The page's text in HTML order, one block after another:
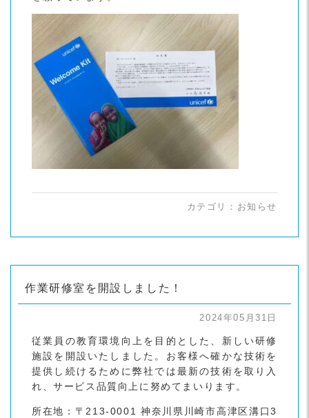
カテゴリ： お知らせ
作業研修室を開設しました！
2024年05月31日
従業員の教育環境向上を目的とした、新しい研修
施設を開設いたしました。お客様へ確かな技術を
提供し続けるために弊社では最新の技術を取り入
れ、サービス品質向上に努めてまいります。
所在地：〒213-0001 神奈川県川崎市高津区溝口3